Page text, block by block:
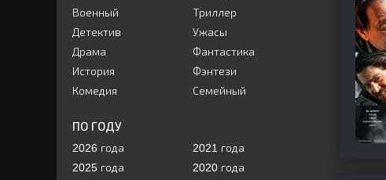
Военный
Детектив
Драма
История
Комедия
Триллер
Ужасы
Фантастика
Фэнтези
Семейный
ПО ГОДУ
2026 года
2025 года
2021 года
2020 года